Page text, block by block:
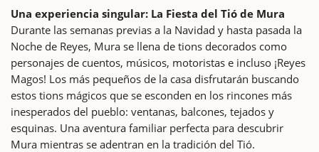
Una experiencia singular: La Fiesta del Tió de Mura
Durante las semanas previas a la Navidad y hasta pasada la
Noche de Reyes, Mura se llena de tions decorados como
personajes de cuentos, músicos, motoristas e incluso ¡Reyes
Magos! Los más pequeños de la casa disfrutarán buscando
estos tions mágicos que se esconden en los rincones más
inesperados del pueblo: ventanas, balcones, tejados y
esquinas. Una aventura familiar perfecta para descubrir
Mura mientras se adentran en la tradición del Tió.